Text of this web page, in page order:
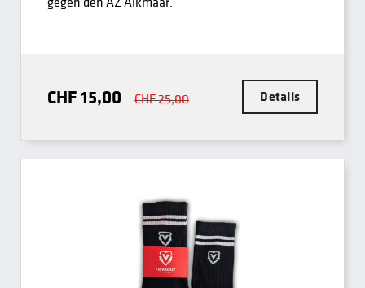
CHF 15,00 CHF 25,00 Details